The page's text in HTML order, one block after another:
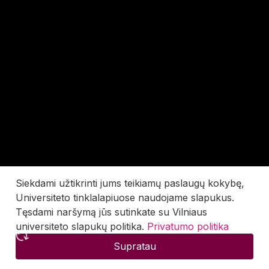
Siekdami užtikrinti jums teikiamų paslaugų kokybę,
Universiteto tinklalapiuose naudojame slapukus.
Tęsdami naršymą jūs sutinkate su Vilniaus
universiteto slapukų politika. Privatumo politika
Supratau